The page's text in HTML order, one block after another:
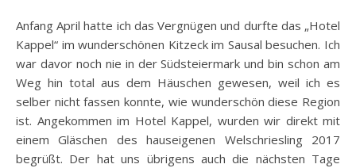
Anfang April hatte ich das Vergnügen und durfte das „Hotel
Kappel“ im wunderschönen Kitzeck im Sausal besuchen. Ich
war davor noch nie in der Südsteiermark und bin schon am
Weg hin total aus dem Häuschen gewesen, weil ich es
selber nicht fassen konnte, wie wunderschön diese Region
ist. Angekommen im Hotel Kappel, wurden wir direkt mit
einem Gläschen des hauseigenen Welschriesling 2017
begrüßt. Der hat uns übrigens auch die nächsten Tage